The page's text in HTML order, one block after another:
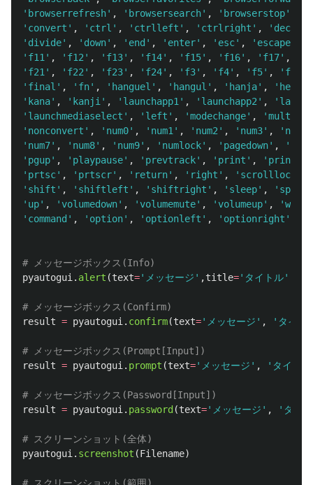
' browserrefresh' , ' browsersearch' , ' browserstop'
' convert ' , ' ctrl ' , ' ctrlleft ' , ' ctrlright ' , ' decimal
' divide' , ' down' , ' end ' , ' enter' , ' esc' , ' escape
' f11 ' , ' f12 ' , ' f13' , ' f14' , ' f15' , ' f16' , ' f17' ,
' f21 ' , ' f22 ' , ' f23' , ' f24' , ' f3' , ' f4' , ' f5' , ' f6
' final ' , ' fn' , ' hanguel ' , ' hangul ' , ' hanja' , ' help
' kana' , ' kanji ' , ' launchapp1 ' , ' launchapp2 ' , '
' launchmediaselect ' , ' left ' , 'modechange' , 'multiply
' nonconvert ' , ' num0' , ' num1 ' , ' num2 ' , ' num3' , ' num4
' num7' , ' num8' , ' num9' , ' numlock' , ' pagedown' , '
' pgup' , ' playpause' , ' prevtrack' , ' print ' , '
' prtsc' , ' prtscr' , ' return' , ' right ' , ' scrolllock
' shift ' , ' shiftleft ' , ' shiftright ' , ' sleep' , ' space
' up' , ' volumedown' , ' volumemute' , ' volumeup' , 'win
' command ' , ' option' , ' optionleft ' , ' optionright '
pyautogui . alert (text=' メッセージ ' ,title=' タイトル'
result = pyautogui . confirm(text=' メッセージ ' , ' タイト
result = pyautogui . prompt (text=' メッセージ ' , ' タイトル
result = pyautogui . password (text=' メッセージ ' , ' タイ
pyautogui . screenshot (Filename)